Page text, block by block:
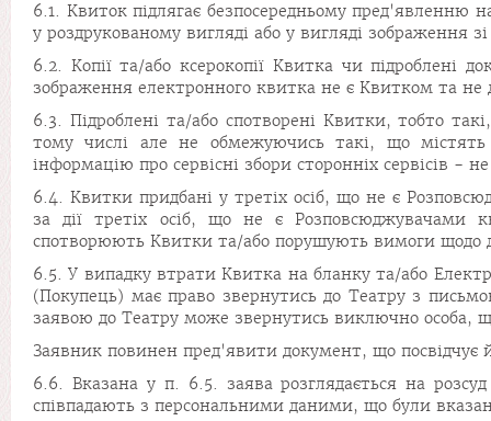
6.1. Квиток підлягає безпосередньому
у роздрукованому вигляді або у вигляді зображення
6.2. Копії та/або ксерокопії Квитка чи підроблені
зображення електронного квитка не є Квитком та не
6.3. Підроблені та/або спотворені Квитки, тобто
тому числі але не обмежуючись такі, що
інформацію про сервісні збори сторонніх сервісів -
6.4. Квитки придбані у третіх осіб, що не є
за дії третіх осіб, що не є Розповсюджувачами
спотворюють Квитки та/або порушують вимоги щодо
6.5. У випадку втрати Квитка на бланку та/або
(Покупець) має право звернутись до Театру з
заявою до Театру може звернутись виключно особа,
Заявник повинен пред'явити документ, що посвідчує
6.6. Вказана у п. 6.5. заява розглядається на
співпадають з персональними даними, що були